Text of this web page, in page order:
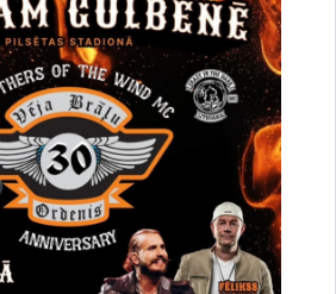
Brīvības un
darbu laikā Gulbenē